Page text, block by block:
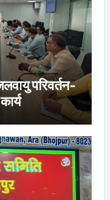
परिवर्तन-